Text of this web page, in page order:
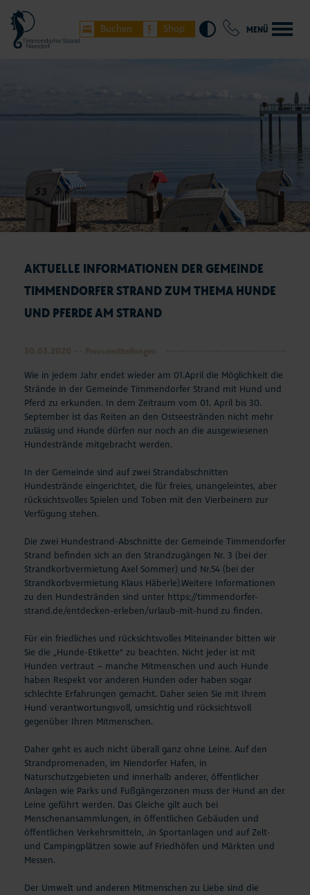
Buchen Shop MENÜ
AKTUELLE INFORMATIONEN DER GEMEINDE
TIMMENDORFER STRAND ZUM THEMA HUNDE
UND PFERDE AM STRAND
Wie in jedem Jahr endet wieder am 01.April die Möglichkeit die
Strände in der Gemeinde Timmendorfer Strand mit Hund und
Pferd zu erkunden. In dem Zeitraum vom 01. April bis 30.
September ist das Reiten an den Ostseestränden nicht mehr
zulässig und Hunde dürfen nur noch an die ausgewiesenen
Hundestrände mitgebracht werden.
In der Gemeinde sind auf zwei Strandabschnitten
Hundestrände eingerichtet, die für freies, unangeleintes, aber
rücksichtsvolles Spielen und Toben mit den Vierbeinern zur
Verfügung stehen.
Die zwei Hundestrand-Abschnitte der Gemeinde Timmendorfer
Strand befinden sich an den Strandzugängen Nr. 3 (bei der
Strandkorbvermietung Axel Sommer) und Nr.54 (bei der
Strandkorbvermietung Klaus Häberle).Weitere Informationen
zu den Hundestränden sind unter https://timmendorfer-
strand.de/entdecken-erleben/urlaub-mit-hund zu finden.
Für ein friedliches und rücksichtsvolles Miteinander bitten wir
Sie die „Hunde-Etikette“ zu beachten. Nicht jeder ist mit
Hunden vertraut – manche Mitmenschen und auch Hunde
haben Respekt vor anderen Hunden oder haben sogar
schlechte Erfahrungen gemacht. Daher seien Sie mit Ihrem
Hund verantwortungsvoll, umsichtig und rücksichtsvoll
gegenüber Ihren Mitmenschen.
Daher geht es auch nicht überall ganz ohne Leine. Auf den
Strandpromenaden, im Niendorfer Hafen, in
Naturschutzgebieten und innerhalb anderer, öffentlicher
Anlagen wie Parks und Fußgängerzonen muss der Hund an der
Leine geführt werden. Das Gleiche gilt auch bei
Menschenansammlungen, in öffentlichen Gebäuden und
öffentlichen Verkehrsmitteln, .in Sportanlagen und auf Zelt-
und Campingplätzen sowie auf Friedhöfen und Märkten und
Messen.
Der Umwelt und anderen Mitmenschen zu Liebe sind die